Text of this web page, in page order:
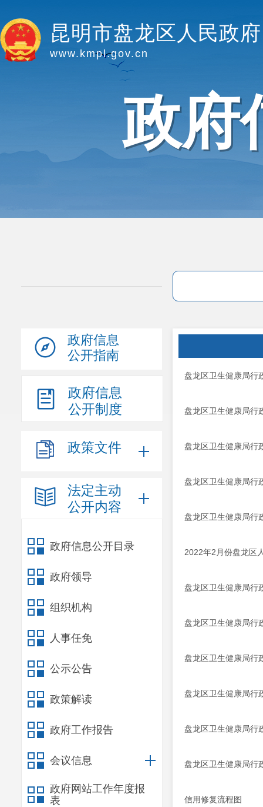
昆明市盘龙区人民政府
www.kmpl.gov.cn
政府
政府信息
公开指南
政府信息
公开制度
政策文件
法定主动
公开内容
政府信息公开目录
政府领导
组织机构
人事任免
公示公告
政策解读
政府工作报告
会议信息
政府网站工作年度报
表
盘龙区卫生健康局行
盘龙区卫生健康局行
盘龙区卫生健康局行
盘龙区卫生健康局行
盘龙区卫生健康局行
2022年2月份盘龙区
盘龙区卫生健康局行
盘龙区卫生健康局行
盘龙区卫生健康局行
盘龙区卫生健康局行
盘龙区卫生健康局行
盘龙区卫生健康局行
信用修复流程图